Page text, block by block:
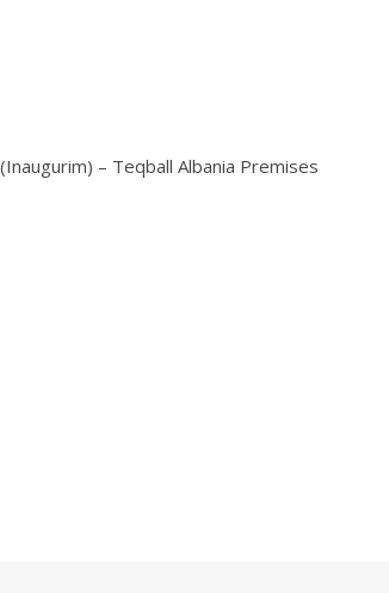
– Teqball Albania Premises